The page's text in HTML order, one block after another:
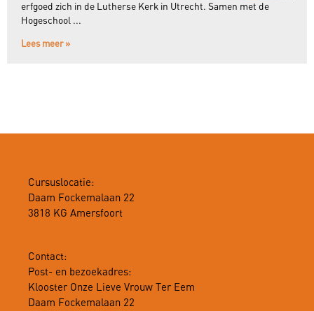
Cursuslocatie:
Daam Fockemalaan 22
3818 KG Amersfoort
Contact:
Post- en bezoekadres:
Klooster Onze Lieve Vrouw Ter Eem
Daam Fockemalaan 22
erfgoed zich in de Lutherse Kerk in Utrecht. Samen met de
Hogeschool ...
Lees meer »